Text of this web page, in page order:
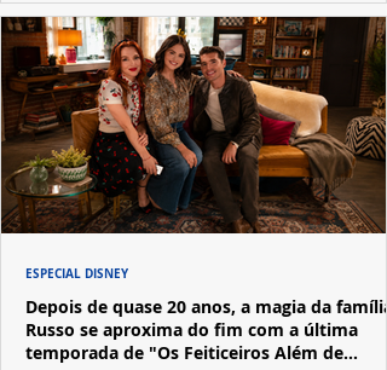
Depois de quase 20 anos, a magia da família
Russo se aproxima do fim com a última
temporada de "Os Feiticeiros Além de
ESPECIAL DISNEY